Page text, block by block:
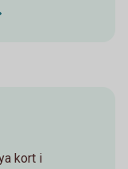
kort i